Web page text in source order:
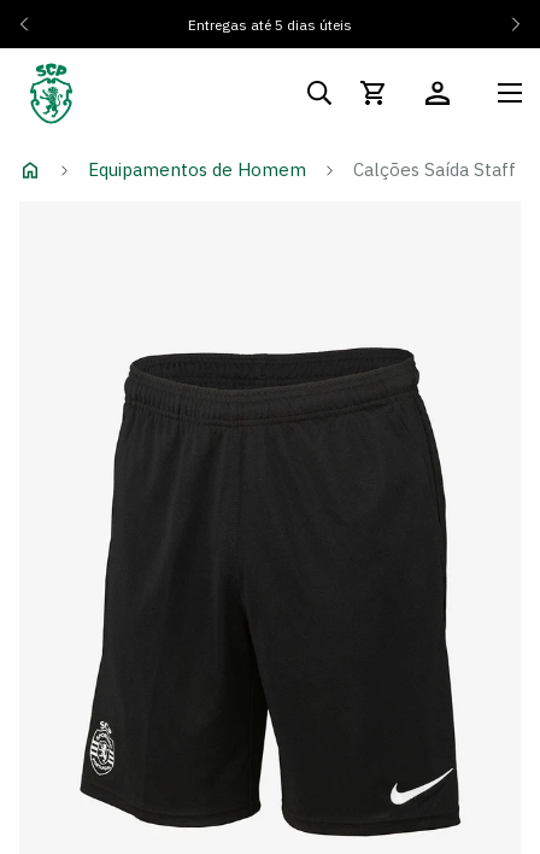
Entregas até 5 dias úteis
Equipamentos de Homem Calções Saída Staff